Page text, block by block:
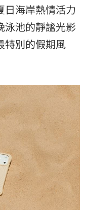
日海岸熱情活力
泳池的靜謐光影
特別的假期風